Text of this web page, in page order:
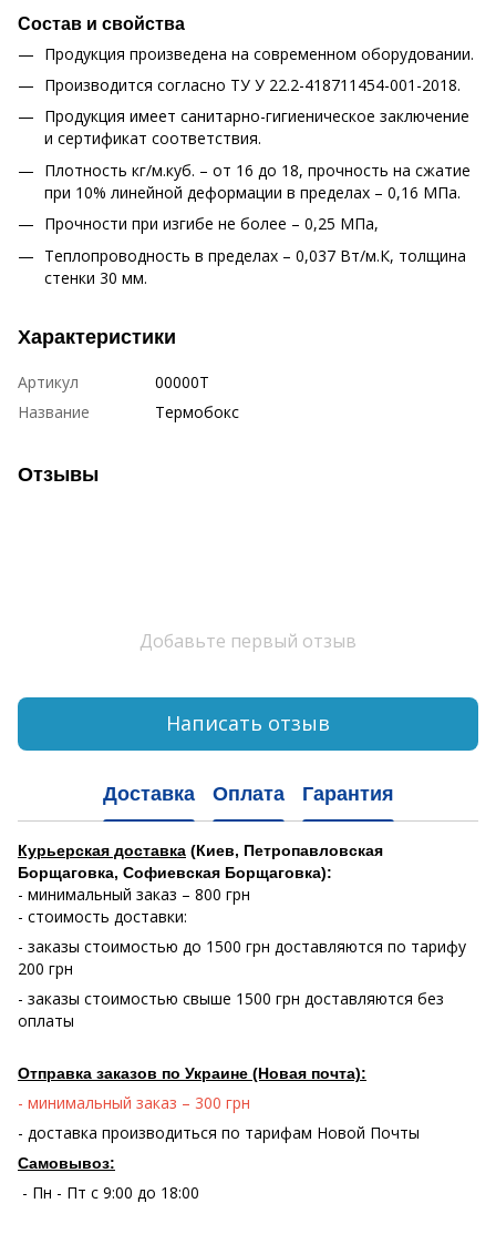
Состав и свойства
Продукция произведена на современном оборудовании.
Производится согласно ТУ У 22.2-418711454-001-2018.
Продукция имеет санитарно-гигиеническое заключение
и сертификат соответствия.
Плотность кг/м.куб. – от 16 до 18, прочность на сжатие
при 10% линейной деформации в пределах – 0,16 МПа.
Прочности при изгибе не более – 0,25 МПа,
Теплопроводность в пределах – 0,037 Вт/м.К, толщина
стенки 30 мм.
Характеристики
Артикул
00000Т
Название
Термобокс
Отзывы
Добавьте первый отзыв
Написать отзыв
Доставка Оплата Гарантия
Курьерская доставка (Киев, Петропавловская
Борщаговка, Софиевская Борщаговка):
- минимальный заказ – 800 грн
- стоимость доставки:
- заказы стоимостью до 1500 грн доставляются по тарифу
200 грн
- заказы стоимостью свыше 1500 грн доставляются без
оплаты
Отправка заказов по Украине (Новая почта):
- минимальный заказ – 300 грн
- доставка производиться по тарифам Новой Почты
Самовывоз:
- Пн - Пт с 9:00 до 18:00